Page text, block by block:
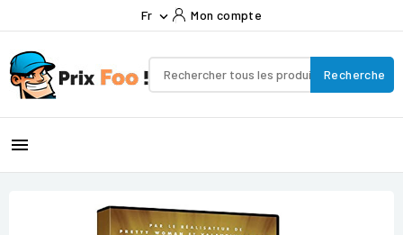
Fr  Mon compte
Recherche
